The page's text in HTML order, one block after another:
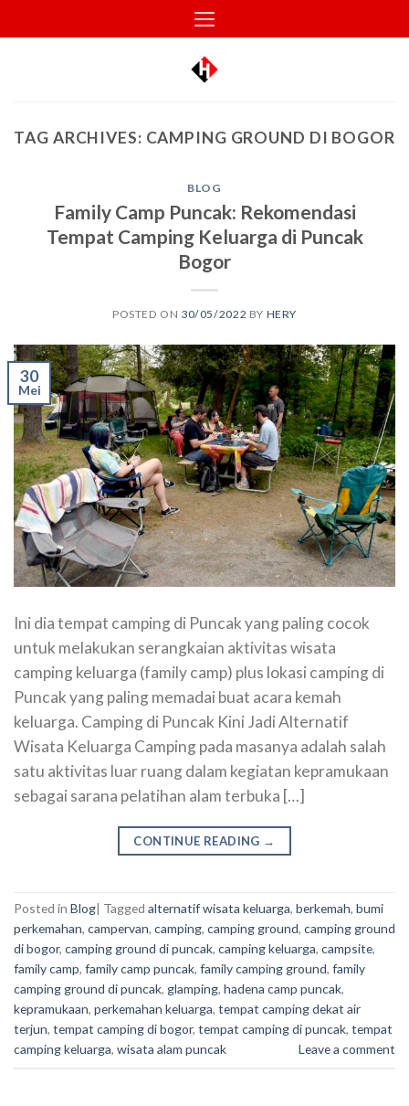
to
TAG ARCHIVES: CAMPING GROUND DI BOGOR
BLOG
Family Camp Puncak: Rekomendasi
Tempat Camping Keluarga di Puncak
Bogor
POSTED ON 30/05/2022 BY HERY
30
Mei
Ini dia tempat camping di Puncak yang paling cocok
untuk melakukan serangkaian aktivitas wisata
camping keluarga (family camp) plus lokasi camping di
Puncak yang paling memadai buat acara kemah
keluarga. Camping di Puncak Kini Jadi Alternatif
Wisata Keluarga Camping pada masanya adalah salah
satu aktivitas luar ruang dalam kegiatan kepramukaan
sebagai sarana pelatihan alam terbuka […]
CONTINUE READING →
Posted in Blog Tagged alternatif wisata keluarga, berkemah, bumi
perkemahan, campervan, camping, camping ground, camping ground
di bogor, camping ground di puncak, camping keluarga, campsite,
family camp, family camp puncak, family camping ground, family
camping ground di puncak, glamping, hadena camp puncak,
kepramukaan, perkemahan keluarga, tempat camping dekat air
terjun, tempat camping di bogor, tempat camping di puncak, tempat
camping keluarga, wisata alam puncak Leave a comment